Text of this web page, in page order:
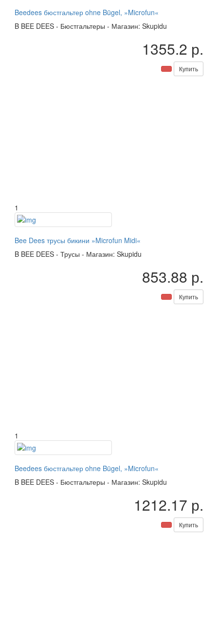
Beedees бюстгальтер ohne Bügel, »Microfun«
B BEE DEES - Бюстгальтеры - Магазин: Skupidu
1355.2 р.
Купить
1
Bee Dees трусы бикини »Microfun Midi«
B BEE DEES - Трусы - Магазин: Skupidu
853.88 р.
Купить
1
Beedees бюстгальтер ohne Bügel, »Microfun«
B BEE DEES - Бюстгальтеры - Магазин: Skupidu
1212.17 р.
Купить